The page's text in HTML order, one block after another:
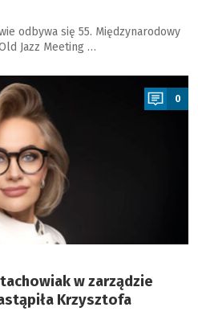
odbywa się 55. Międzynarodowy
Jazz Meeting …
0
w zarządzie
Krzysztofa